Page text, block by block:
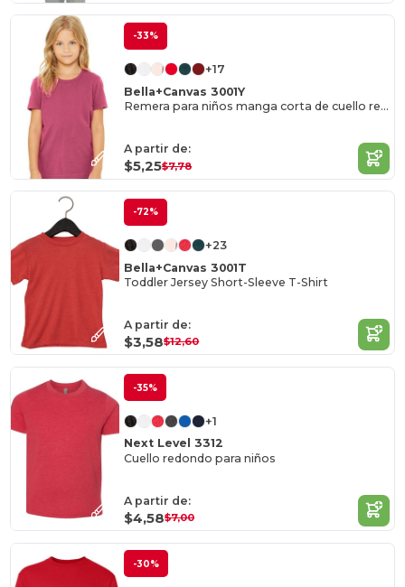
-33%
+17
Bella+Canvas 3001Y
Remera para niños manga corta de cuello redondo Jersey
A partir de:
$5,25$7,78
-72%
+23
Bella+Canvas 3001T
Toddler Jersey Short-Sleeve T-Shirt
A partir de:
$3,58$12,60
-35%
+1
Next Level 3312
Cuello redondo para niños
A partir de:
$4,58$7,00
-30%